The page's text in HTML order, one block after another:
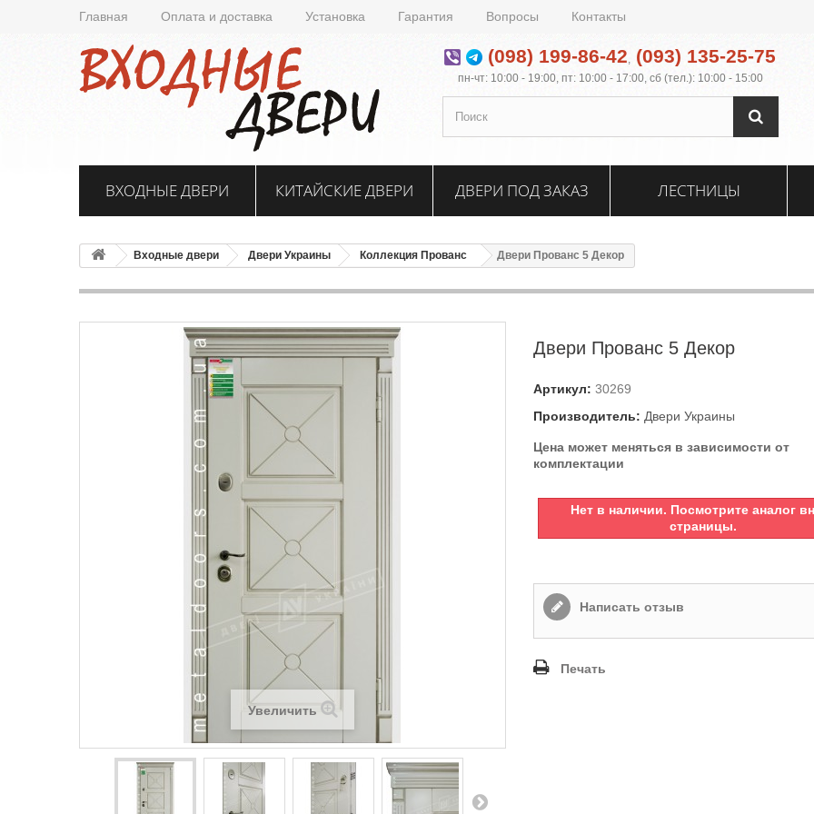
Главная Оплата и доставка Установка Гарантия Вопросы Контакты
(098) 199-86-42, (093) 135-25-75
пн-чт: 10:00 - 19:00, пт: 10:00 - 17:00, сб (тел.): 10:00 - 15:00
ВХОДНЫЕ ДВЕРИ КИТАЙСКИЕ ДВЕРИ ДВЕРИ ПОД ЗАКАЗ ЛЕСТНИЦЫ
Входные двери Двери Украины Коллекция Прованс Двери Прованс 5 Декор
Увеличить
Двери Прованс 5 Декор
Артикул: 30269
Производитель: Двери Украины
Цена может меняться в зависимости от
комплектации
Нет в наличии. Посмотрите аналог
страницы.
Написать отзыв
Печать